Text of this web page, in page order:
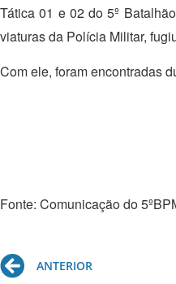
Tática 01 e 02 do 5º
viaturas da Polícia Militar,
Com ele, foram encontradas
Fonte: Comunicação do
Prev
ANTERIOR